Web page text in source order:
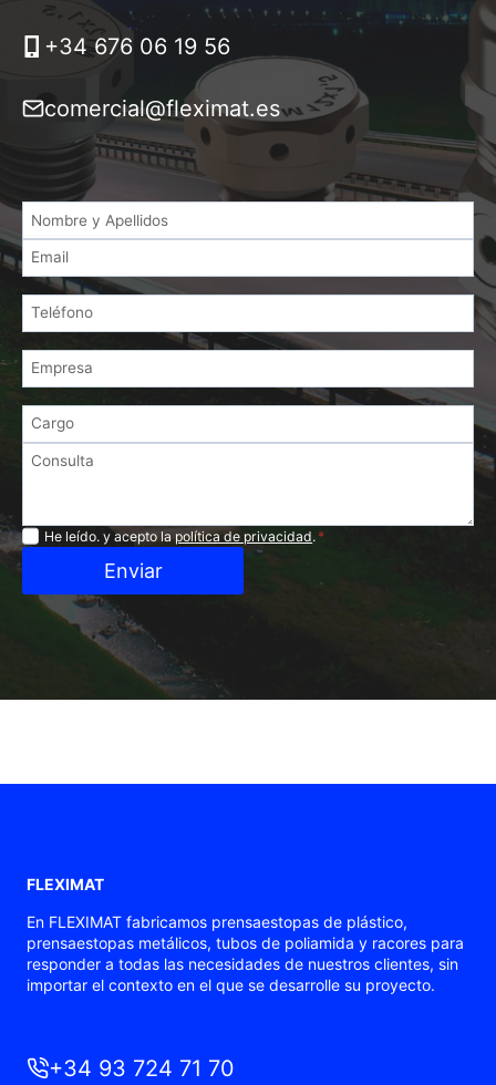
+34 676 06 19 56
comercial@fleximat.es
Privacidad
He leído. y acepto lapolítica de privacidad. *
Enviar
FLEXIMAT
En FLEXIMAT fabricamos prensaestopas de plástico,
prensaestopas metálicos, tubos de poliamida y racores para
responder a todas las necesidades de nuestros clientes, sin
importar el contexto en el que se desarrolle su proyecto.
+34 93 724 71 70